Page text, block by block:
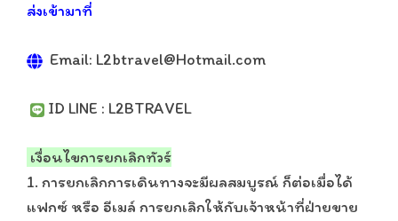
ส่งเข้ามาที่
Email: L2btravel@Hotmail.com
ID LINE : L2BTRAVEL
เงื่อนไขการยกเลิกทัวร์
1. การยกเลิกการเดินทางจะมีผลสมบูรณ์ ก็ต่อเมื่อได้
แฟกซ์ หรือ อีเมล์ การยกเลิกให้กับเจ้าหน้าที่ฝ่ายขาย